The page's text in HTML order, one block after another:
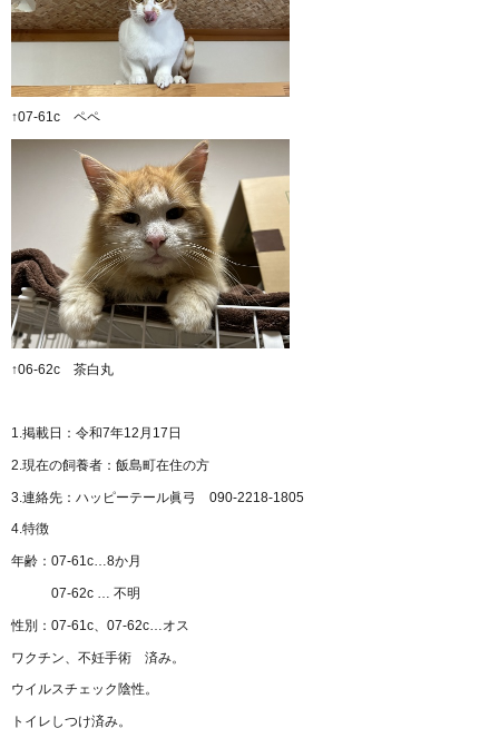
↑07-61c ペペ
↑06-62c 茶白丸
1.掲載日：令和7年12月17日
2.現在の飼養者：飯島町在住の方
3.連絡先：ハッピーテール眞弓 090-2218-1805
4.特徴
年齢：07-61c…8か月
07-62c … 不明
性別：07-61c、07-62c…オス
ワクチン、不妊手術 済み。
ウイルスチェック陰性。
トイレしつけ済み。